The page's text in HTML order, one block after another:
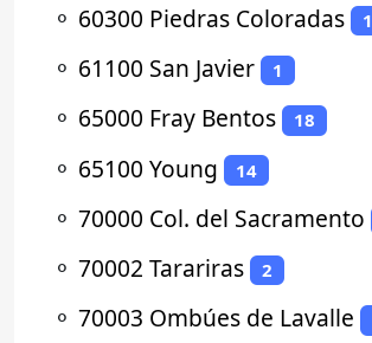
⚬ 60300 Piedras Coloradas 1
⚬ 61100 San Javier 1
⚬ 65000 Fray Bentos 18
⚬ 65100 Young 14
⚬ 70000 Col. del Sacramento
⚬ 70002 Tarariras 2
⚬ 70003 Ombúes de Lavalle